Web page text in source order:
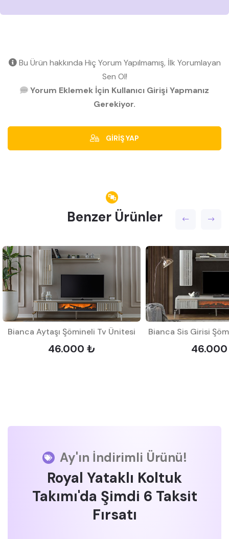
Bu Ürün hakkında Hiç Yorum Yapılmamış, İlk Yorumlayan
Sen Ol!
Yorum Eklemek İçin Kullanıcı Girişi Yapmanız
Gerekiyor.
GİRİŞ YAP
Benzer Ürünler
Bianca Aytaşı Şömineli Tv Ünitesi
46.000 ₺
Ay'ın İndirimli Ürünü!
Royal Yataklı Koltuk
Takımı'da Şimdi 6 Taksit
Fırsatı